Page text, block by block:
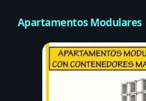
Apartamentos Modulares